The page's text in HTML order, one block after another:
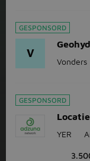
GESPONSORD
V
Vonders
GESPONSORD
YER